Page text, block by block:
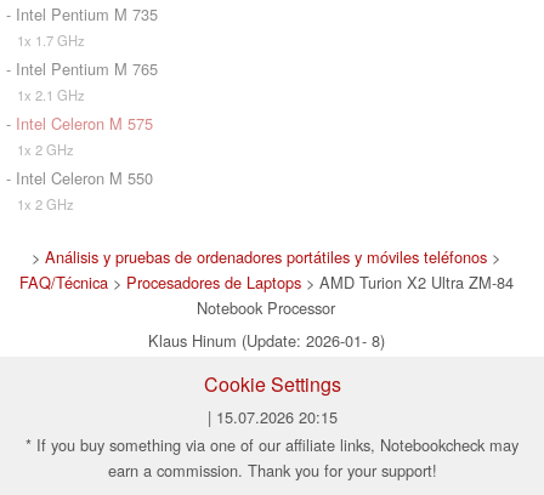
- Intel Pentium M 735
1x 1.7 GHz
- Intel Pentium M 765
1x 2.1 GHz
- Intel Celeron M 575
1x 2 GHz
- Intel Celeron M 550
1x 2 GHz
> Análisis y pruebas de ordenadores portátiles y móviles teléfonos >
FAQ/Técnica> Procesadores de Laptops> AMD Turion X2 Ultra ZM-84
Notebook Processor
Klaus Hinum (Update: 2026-01- 8)
Cookie Settings
| 15.07.2026 20:15
* If you buy something via one of our affiliate links, Notebookcheck may
earn a commission. Thank you for your support!